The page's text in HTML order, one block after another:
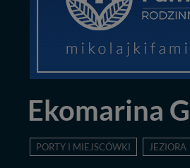
Ekomarina
PORTY I MIEJSCÓWKI JEZIORA